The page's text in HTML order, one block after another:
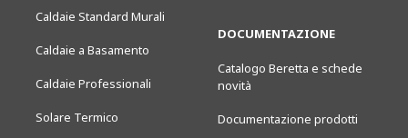
Caldaie Standard Murali
Caldaie a Basamento
Caldaie Professionali
Solare Termico
DOCUMENTAZIONE
Catalogo Beretta e schede
novità
Documentazione prodotti